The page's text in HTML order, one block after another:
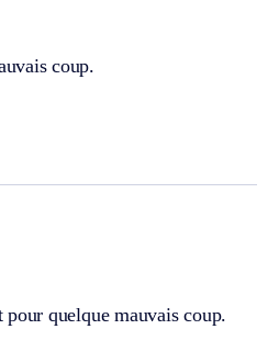
coup.
pour quelque mauvais coup.